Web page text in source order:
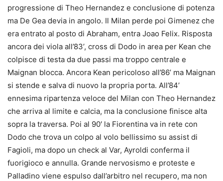
progressione di Theo Hernandez e conclusione di potenza
ma De Gea devia in angolo. Il Milan perde poi Gimenez che
era entrato al posto di Abraham, entra Joao Felix. Risposta
ancora dei viola all’83’, cross di Dodo in area per Kean che
colpisce di testa da due passi ma troppo centrale e
Maignan blocca. Ancora Kean pericoloso all’86’ ma Maignan
si stende e salva di nuovo la propria porta. All’84’
ennesima ripartenza veloce del Milan con Theo Hernandez
che arriva al limite e calcia, ma la conclusione finisce alta
sopra la traversa. Poi al 90′ la Fiorentina va in rete con
Dodo che trova un colpo al volo bellissimo su assist di
Fagioli, ma dopo un check al Var, Ayroldi conferma il
fuorigioco e annulla. Grande nervosismo e proteste e
Palladino viene espulso dall’arbitro nel recupero, ma non